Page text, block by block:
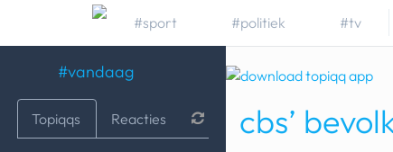
#sport #politiek #tv
#vandaag
Topiqqs Reacties cbs’